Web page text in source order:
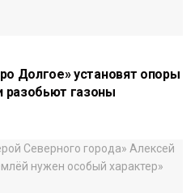
Долгое» установят опоры
газоны